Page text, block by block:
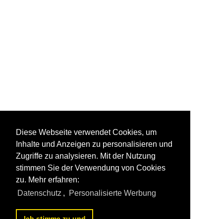
Diese Webseite verwendet Cookies, um
Inhalte und Anzeigen zu personalisieren und
Zugriffe zu analysieren. Mit der Nutzung
stimmen Sie der Verwendung von Cookies
zu. Mehr erfahren:
Datenschutz , Personalisierte Werbung